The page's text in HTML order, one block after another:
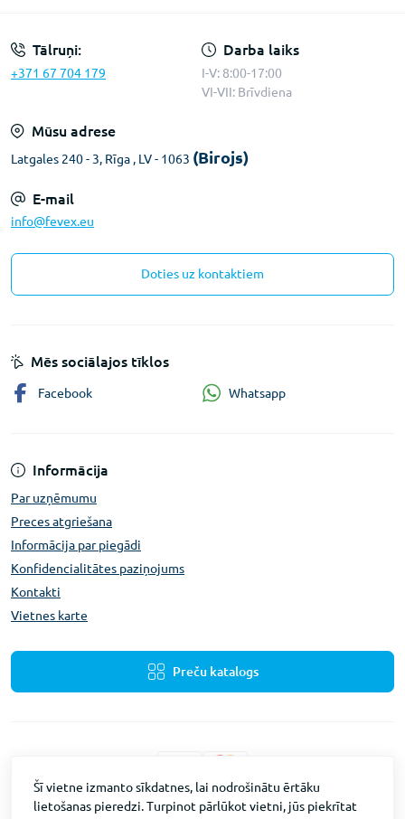
Tālruņi:
+371 67 704 179
Darba laiks
I-V: 8:00-17:00
VI-VII: Brīvdiena
Mūsu adrese
Latgales 240 - 3, Rīga , LV - 1063 (Birojs)
E-mail
info@fevex.eu
Doties uz kontaktiem
Informācija
Par uzņēmumu
Preces atgriešana
Informācija par piegādi
Konfidencialitātes paziņojums
Kontakti
Vietnes karte
Preču katalogs
Mēs sociālajos tīklos
Facebook Whatsapp
Fevex © 2026
Šī vietne izmanto sīkdatnes, lai nodrošinātu ērtāku
lietošanas pieredzi. Turpinot pārlūkot vietni, jūs piekrītat